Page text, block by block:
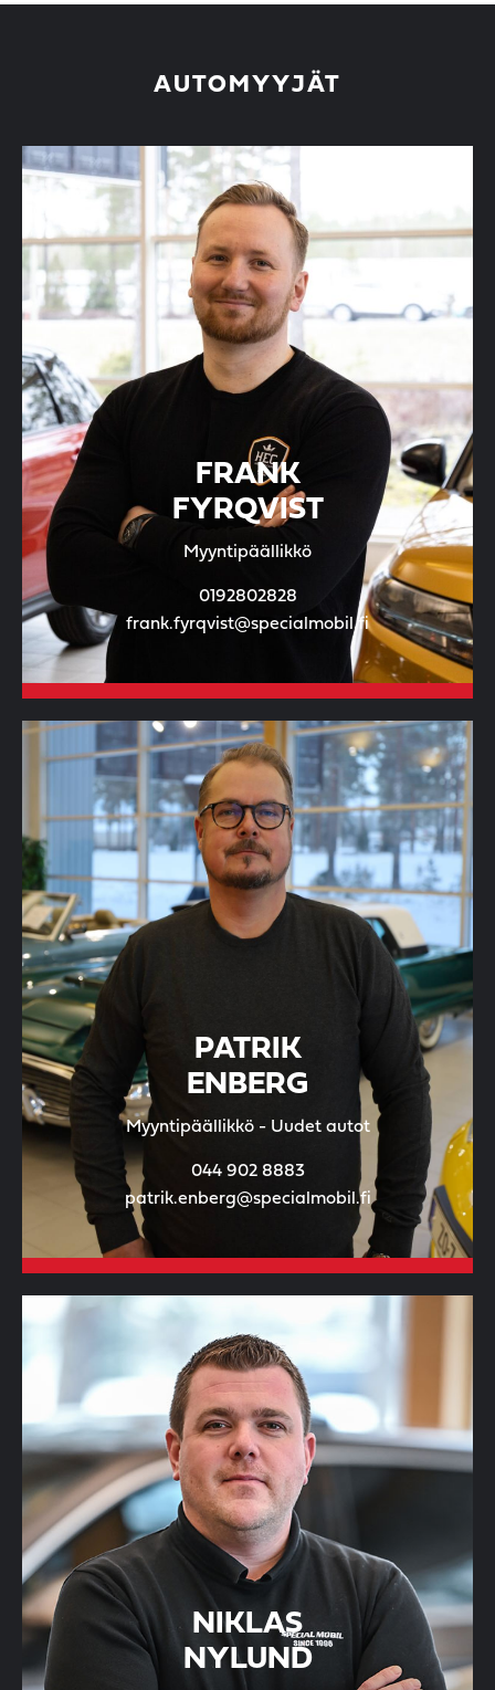
AUTOMYYJÄT
FRANK
FYRQVIST
Myyntipäällikkö
0192802828
frank.fyrqvist@specialmobil.fi
PATRIK
ENBERG
Myyntipäällikkö - Uudet autot
044 902 8883
patrik.enberg@specialmobil.fi
NIKLAS
NYLUND